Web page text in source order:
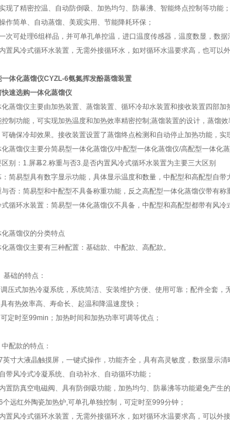
现了精密控温、自动防倒吸、加热均匀、防暴沸、智能终点控制等功能；
作简单、自动蒸馏、美观实用、节能降耗环保；
次可处理6组样品，并可单孔单控温，进口温度传感器，温度数显，数据
置风冷式循环水装置，无需外接循环水，如对循环水温要求高，也可以外
一体化蒸馏仪CYZL-6氨氮挥发酚蒸馏装置
快速选购一体化蒸馏仪
化蒸馏仪主要由加热装置、蒸馏装置、循环冷却水装置和接收装置四部
控制功能，可实现加热温度和加热效率精密控制;蒸馏装置的设计，蒸馏
可确保冷却效果。接收装置设置了蒸馏终点检测和自动停止加热功能，实
化蒸馏仪主要分简易型一体化蒸馏仪/中配型一体化蒸馏仪/高配型一体化
区别：1.屏幕2.称重与否3.是否内置风冷式循环水装置为主要三大区别
：简易型具有数字显示功能，具体显示温度和数量，中配型和高配型自
与否：简易型和中配型不具备称重功能，反之高配型一体化蒸馏仪带有称
式循环水装置：简易型一体化蒸馏仪不具备，中配型和高配型都带有风冷
化蒸馏仪的分类特点
化蒸馏仪主要有三种配置：基础款、中配款、高配款。
基础的特点：
压式加热冷凝系统，系统简洁、安装维护方便、使用可靠；配件全套，
有热效率高、寿命长、起温和降温速度快；
定时至99min；加热时间和加热功率可调等优点；
配款的特点：
英寸大液晶触摸屏，一键式操作，功能齐全，具有高灵敏度，数据显示清
带风冷式冷凝系统、自动补水、自动循环功能；
置防真空电磁阀、具有防倒吸功能，加热均匀、防暴沸等功能避免产生
个远红外陶瓷加热炉,可单孔单独控制，可定时至999分钟；
置风冷式循环水装置，无需外接循环水，如对循环水温要求高，可以外